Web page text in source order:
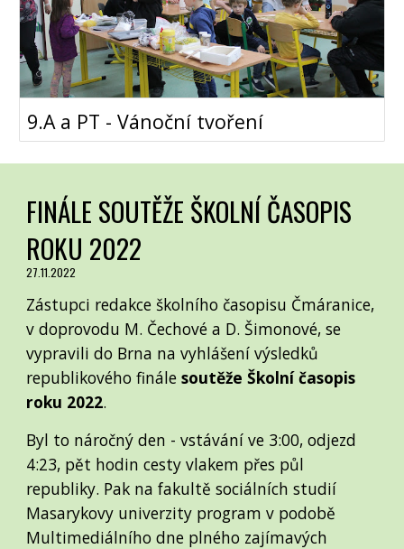
9.A a PT - Vánoční tvoření
FINÁLE SOUTĚŽE ŠKOLNÍ ČASOPIS
ROKU 2022
27.11.2022
Zástupci redakce školního časopisu Čmáranice,
v doprovodu M. Čechové a D. Šimonové, se
vypravili do Brna na vyhlášení výsledků
republikového finálesoutěže Školní časopis
roku 2022.
Byl to náročný den - vstávání ve 3:00, odjezd
4:23, pět hodin cesty vlakem přes půl
republiky. Pak na fakultě sociálních studií
Masarykovy univerzity program v podobě
Multimediálního dne plného zajímavých